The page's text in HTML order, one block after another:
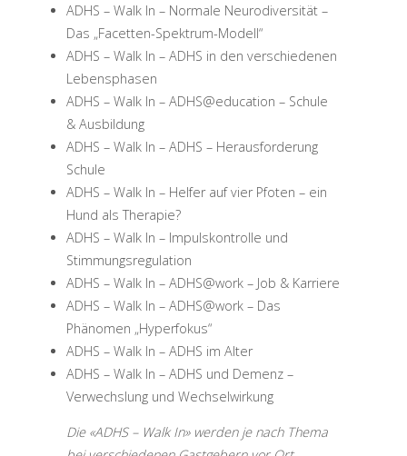
ADHS – Walk In – Normale Neurodiversität –
Das „Facetten-Spektrum-Modell“
ADHS – Walk In – ADHS in den verschiedenen
Lebensphasen
ADHS – Walk In – ADHS@education – Schule
& Ausbildung
ADHS – Walk In – ADHS – Herausforderung
Schule
ADHS – Walk In – Helfer auf vier Pfoten – ein
Hund als Therapie?
ADHS – Walk In – Impulskontrolle und
Stimmungsregulation
ADHS – Walk In – ADHS@work – Job & Karriere
ADHS – Walk In – ADHS@work – Das
Phänomen „Hyperfokus“
ADHS – Walk In – ADHS im Alter
ADHS – Walk In – ADHS und Demenz –
Verwechslung und Wechselwirkung
Die «ADHS – Walk In» werden je nach Thema